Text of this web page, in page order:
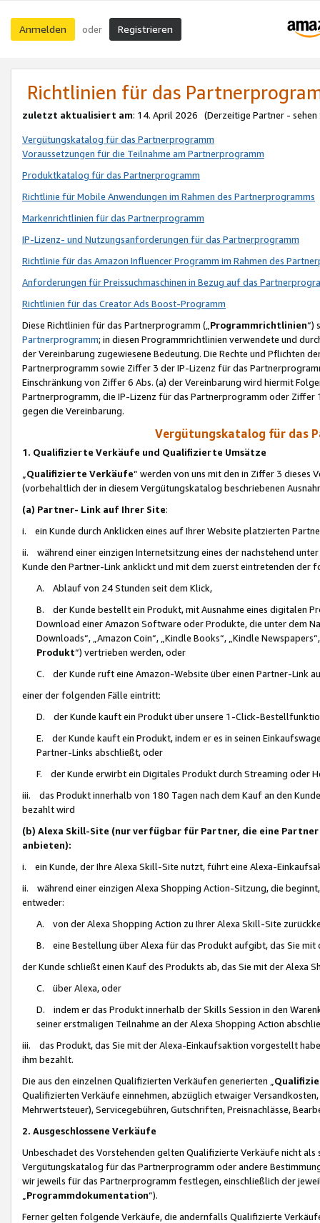
Anmelden oder Registrieren
Richtlinien für das
zuletzt aktualisiert am: 14. April 2026 (Derzeitige Partner - sehen
Vergütungskatalog für das Partnerprogramm
Voraussetzungen für die Teilnahme am Partnerprogramm
Produktkatalog für das Partnerprogramm
Richtlinie für Mobile Anwendungen im Rahmen des Partnerprogramms
Markenrichtlinien für das Partnerprogramm
IP-Lizenz- und Nutzungsanforderungen für das Partnerprogramm
Richtlinie für das Amazon Influencer Programm im Rahmen des
Anforderungen für Preissuchmaschinen in Bezug auf das
Richtlinien für das Creator Ads Boost-Programm
Diese Richtlinien für das Partnerprogramm („Programmrichtlinien“)
Partnerprogramm; in diesen Programmrichtlinien verwendete und
der Vereinbarung zugewiesene Bedeutung. Die Rechte und Pflichten
Partnerprogramm sowie Ziffer 3 der IP-Lizenz für das
Einschränkung von Ziffer 6 Abs. (a) der Vereinbarung wird hiermit
Partnerprogramm, die IP-Lizenz für das Partnerprogramm oder
gegen die Vereinbarung.
Vergütungskatalog für das
1. Qualifizierte Verkäufe und Qualifizierte Umsätze
Qualifizierte Verkäufe“ werden von uns mit den in Ziffer 3
(vorbehaltlich der in diesem Vergütungskatalog beschriebenen
(a) Partner- Link auf Ihrer Site:
i. ein Kunde durch Anklicken eines auf Ihrer Website platzierten
ii. während einer einzigen Internetsitzung eines der nachstehend
Kunde den Partner-Link anklickt und mit dem zuerst eintretenden der
A. Ablauf von 24 Stunden seit dem Klick,
B. der Kunde bestellt ein Produkt, mit Ausnahme eines digitalen
Download einer Amazon Software oder Produkte, die unter dem
Downloads“, „Amazon Coin“, „Kindle Books“, „Kindle
Produkt“) vertrieben werden, oder
C. der Kunde ruft eine Amazon-Website über einen Partner-Link
einer der folgenden Fälle eintritt:
D. der Kunde kauft ein Produkt über unsere 1-Click-
E. der Kunde kauft ein Produkt, indem er es in seinen
Partner-Links abschließt, oder
F. der Kunde erwirbt ein Digitales Produkt durch Streaming oder
iii. das Produkt innerhalb von 180 Tagen nach dem Kauf an den
bezahlt wird
(b) Alexa Skill-Site (nur verfügbar für Partner, die eine
anbieten):
i. ein Kunde, der Ihre Alexa Skill-Site nutzt, führt eine Alexa-
ii. während einer einzigen Alexa Shopping Action-Sitzung, die
entweder:
A. von der Alexa Shopping Action zu Ihrer Alexa Skill-Site
B. eine Bestellung über Alexa für das Produkt aufgibt, das Sie mit
der Kunde schließt einen Kauf des Produkts ab, das Sie mit der Alexa
C. über Alexa, oder
D. indem er das Produkt innerhalb der Skills Session in den
seiner erstmaligen Teilnahme an der Alexa Shopping Action
iii. das Produkt, das Sie mit der Alexa-Einkaufsaktion vorgestellt
ihm bezahlt.
Die aus den einzelnen Qualifizierten Verkäufen generierten „
Qualifizierten Verkäufe einnehmen, abzüglich etwaiger
Mehrwertsteuer), Servicegebühren, Gutschriften, Preisnachlässe,
2. Ausgeschlossene Verkäufe
Unbeschadet des Vorstehenden gelten Qualifizierte Verkäufe nicht
Vergütungskatalog für das Partnerprogramm oder andere
wir jeweils für das Partnerprogramm festlegen, einschließlich der
Programmdokumentation“).
Ferner gelten folgende Verkäufe, die andernfalls Qualifizierte